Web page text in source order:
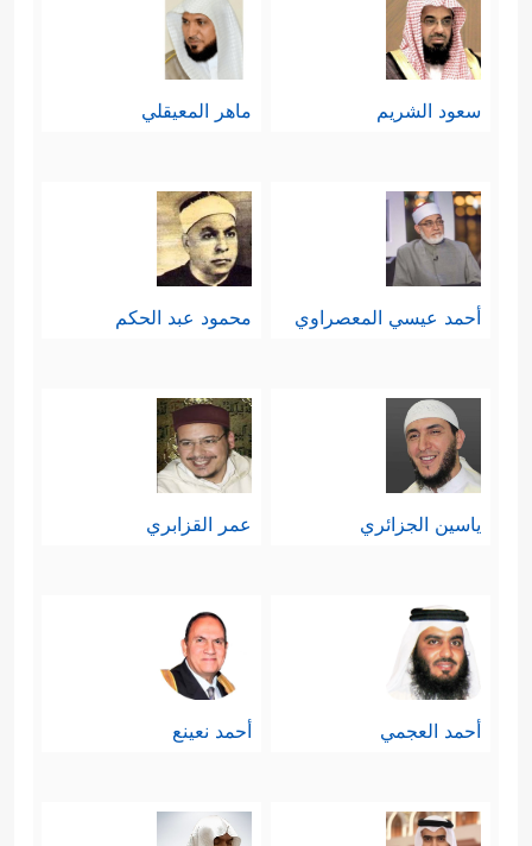
سعود الشريم ماهر المعيقلي
أحمد عيسي المعصراوي محمود عبد الحكم
ياسين الجزائري عمر القزابري
أحمد العجمي أحمد نعينع